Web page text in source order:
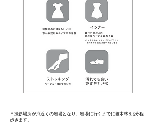
＊撮影場所が海近くの岩場となり、岩場に行くまでに雑木林を5分程
歩きます。